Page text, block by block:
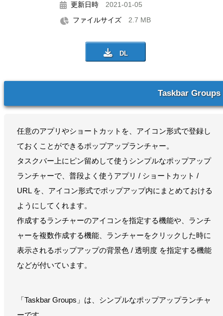
更新日時 2021-01-05
ファイルサイズ 2.7 MB
Taskbar Groups
任意のアプリやショートカットを、アイコン形式で登録し
ておくことができるポップアップランチャー。
タスクバー上にピン留めして使うシンプルなポップアップ
ランチャーで、普段よく使うアプリ / ショートカット /
URL を、アイコン形式でポップアップ内にまとめておける
ようにしてくれます。
作成するランチャーのアイコンを指定する機能や、ランチ
ャーを複数作成する機能、ランチャーをクリックした時に
表示されるポップアップの背景色 / 透明度 を指定する機能
などが付いています。
「Taskbar Groups」は、シンプルなポップアップランチャ